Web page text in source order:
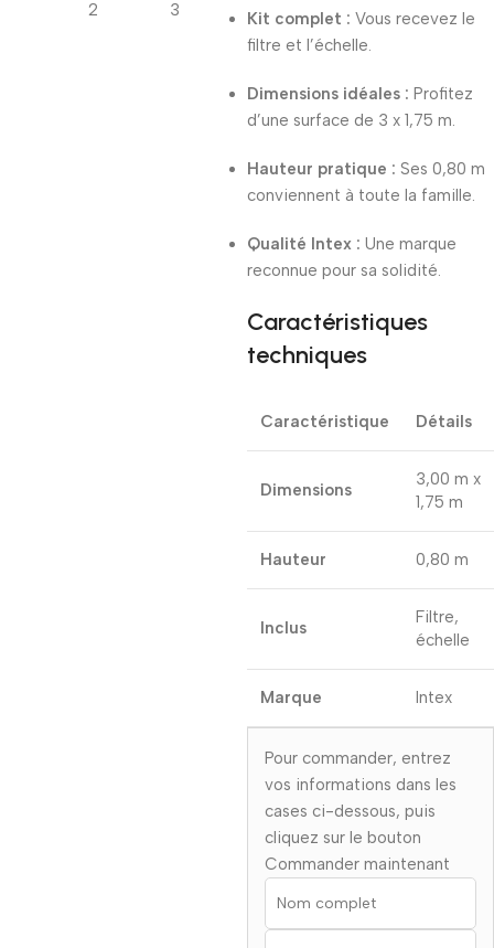
Kit complet : Vous recevez le
filtre et l’échelle.
Dimensions idéales : Profitez
d’une surface de 3 x 1,75 m.
Hauteur pratique : Ses 0,80 m
conviennent à toute la famille.
Qualité Intex : Une marque
reconnue pour sa solidité.
Caractéristiques
techniques
Caractéristique Détails
Dimensions
3,00 m x
1,75 m
Hauteur 0,80 m
Inclus
Filtre,
échelle
Marque Intex
Pour commander, entrez
vos informations dans les
cases ci-dessous, puis
cliquez sur le bouton
Commander maintenant